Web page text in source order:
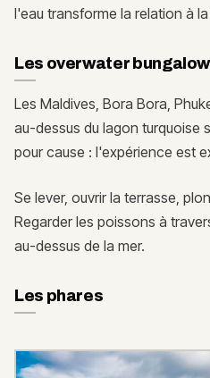
l'eau transforme la relation à la
Les overwater
Les Maldives, Bora Bora,
au-dessus du lagon turquoise
pour cause : l'expérience est
Se lever, ouvrir la terrasse,
Regarder les poissons à
au-dessus de la mer.
Les phares